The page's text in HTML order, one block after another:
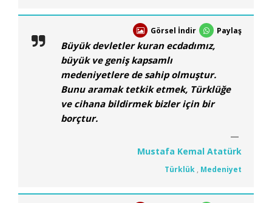
Görsel İndir Paylaş
Büyük devletler kuran ecdadımız,
büyük ve geniş kapsamlı
medeniyetlere de sahip olmuştur.
Bunu aramak tetkik etmek, Türklüğe
ve cihana bildirmek bizler için bir
borçtur.
Mustafa Kemal Atatürk
Türklük , Medeniyet